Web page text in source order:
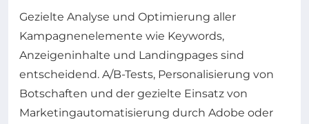
Gezielte Analyse und Optimierung aller
Kampagnenelemente wie Keywords,
Anzeigeninhalte und Landingpages sind
entscheidend. A/B-Tests, Personalisierung von
Botschaften und der gezielte Einsatz von
Marketingautomatisierung durch Adobe oder